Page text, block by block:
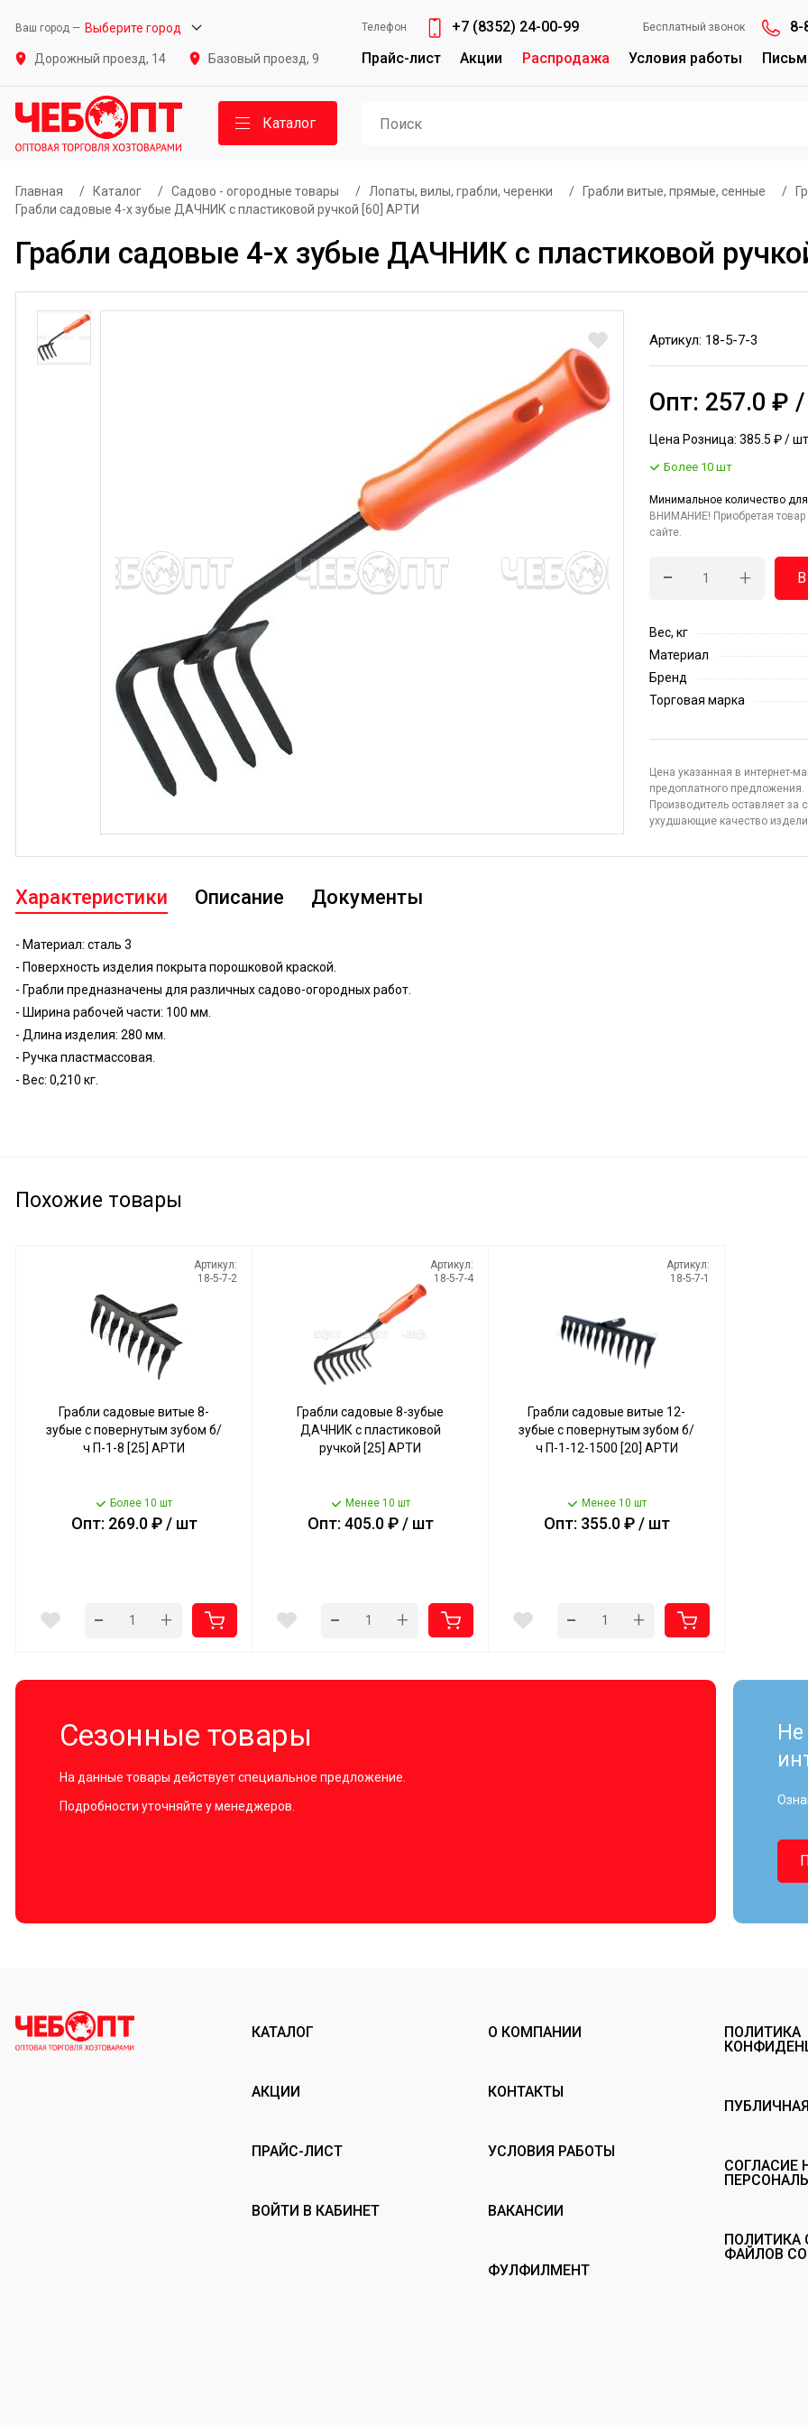
Ваш город — Выберите город
Дорожный проезд, 14 Базовый проезд, 9
Телефон +7 (8352) 24-00-99 Бесплатный звонок
8-
Прайс-лист
Акции Распродажа Условия работы
Каталог
Главная / Каталог / Садово - огородные товары / Лопаты, вилы, грабли, черенки / Грабли витые, прямые, сенные /
Грабли садовые 4-х зубые ДАЧНИК с пластиковой ручкой [60] АРТИ
Грабли садовые 4-х зубые ДАЧНИК с пластиковой
Артикул: 18-5-7-3
Опт: 257.0 ₽
Цена Розница: 385.5 ₽ / шт
Более 10 шт
Минимальное количество
ВНИМАНИЕ! Приобретая товар
сайте.
- +
Вес, кг
Материал
Бренд
Торговая марка
Цена указанная в интернет-
предоплатного предложения.
Производитель оставляет
ухудшающие качество
Характеристики Описание Документы
- Материал: сталь 3
- Поверхность изделия покрыта порошковой краской.
- Грабли предназначены для различных садово-огородных работ.
- Ширина рабочей части: 100 мм.
- Длина изделия: 280 мм.
- Ручка пластмассовая.
- Вес: 0,210 кг.
Похожие товары
Артикул:
18-5-7-2
Грабли садовые витые 8-
зубые с повернутым зубом б/
ч П-1-8 [25] АРТИ
Более 10 шт
Опт: 269.0 ₽ / шт
- +
Артикул:
18-5-7-4
Грабли садовые 8-зубые
ДАЧНИК с пластиковой
ручкой [25] АРТИ
Менее 10 шт
Опт: 405.0 ₽ / шт
- +
Артикул:
18-5-7-1
Грабли садовые витые 12-
зубые с повернутым зубом б/
ч П-1-12-1500 [20] АРТИ
Менее 10 шт
Опт: 355.0 ₽ / шт
- +
Сезонные товары
На данные товары действует специальное предложение.
Подробности уточняйте у менеджеров.
КАТАЛОГ
АКЦИИ
ПРАЙС-ЛИСТ
ВОЙТИ В КАБИНЕТ
О КОМПАНИИ
КОНТАКТЫ
УСЛОВИЯ РАБОТЫ
ВАКАНСИИ
ФУЛФИЛМЕНТ
ПОЛИТИКА
СОГЛАСИЕ
ПОЛИТИКА
ФАЙЛОВ